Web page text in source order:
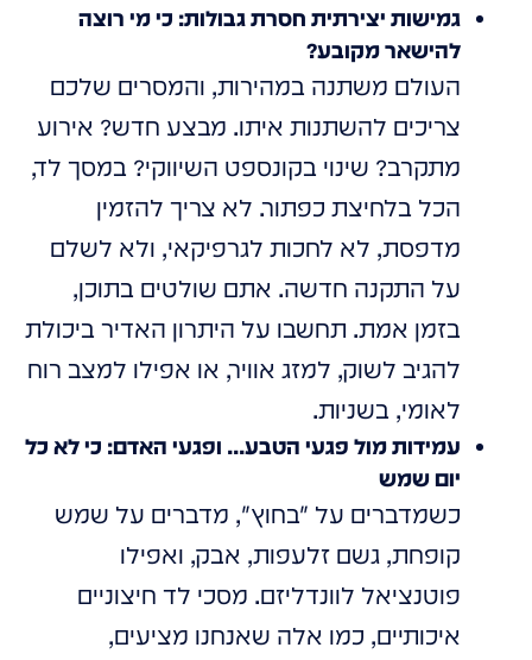
גמישות יצירתית חסרת גבולות: כי מי רוצה
להישאר מקובע?
העולם משתנה במהירות, והמסרים שלכם
צריכים להשתנות איתו. מבצע חדש? אירוע
מתקרב? שינוי בקונספט השיווקי? במסך לד,
הכל בלחיצת כפתור. לא צריך להזמין
מדפסת, לא לחכות לגרפיקאי, ולא לשלם
על התקנה חדשה. אתם שולטים בתוכן,
בזמן אמת. תחשבו על היתרון האדיר ביכולת
להגיב לשוק, למזג אוויר, או אפילו למצב רוח
לאומי, בשניות.
עמידות מול פגעי הטבע... ופגעי האדם: כי לא כל
יום שמש
כשמדברים על "בחוץ", מדברים על שמש
קופחת, גשם זלעפות, אבק, ואפילו
פוטנציאל לוונדליזם. מסכי לד חיצוניים
איכותיים, כמו אלה שאנחנו מציעים,